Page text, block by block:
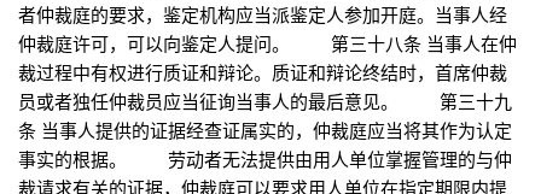
者仲裁庭的要求，鉴定机构应当派鉴定人参加开庭。当事人经
仲裁庭许可，可以向鉴定人提问。 第三十八条 当事人在仲
裁过程中有权进行质证和辩论。质证和辩论终结时，首席仲裁
员或者独任仲裁员应当征询当事人的最后意见。 第三十九
条 当事人提供的证据经查证属实的，仲裁庭应当将其作为认定
事实的根据。 劳动者无法提供由用人单位掌握管理的与仲
裁请求有关的证据，仲裁庭可以要求用人单位在指定期限内提